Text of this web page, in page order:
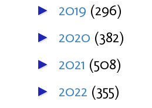
► 2019 (296)
► 2020 (382)
► 2021 (508)
► 2022 (355)